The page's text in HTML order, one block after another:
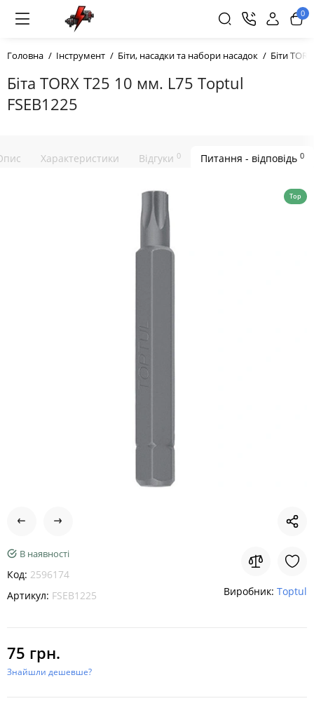
0
Головна Інструмент Біти, насадки та набори насадок Біти TORX
Біта TORX T25 10 мм. L75 Toptul
FSEB1225
Характеристики Відгуки 0 Питання - відповідь 0
Top
В наявності
Код: 2596174
Артикул: FSEB1225 Виробник: Toptul
75 грн.
Знайшли дешевше?